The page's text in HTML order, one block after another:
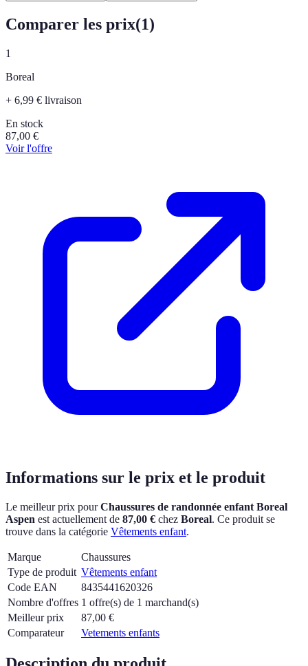
Comparer les prix(1)
1
Boreal
+ 6,99 € livraison
En stock
87,00 €
Voir l'offre
Informations sur le prix et le produit
Le meilleur prix pourChaussures de randonnée enfant Boreal
Aspen est actuellement de 87,00 € chez Boreal. Ce produit se
trouve dans la catégorie Vêtements enfant.
Marque
Chaussures
Type de produit Vêtements enfant
Code EAN
8435441620326
Nombre d'offres 1 offre(s) de 1 marchand(s)
Meilleur prix
87,00 €
Comparateur
Vetements enfants